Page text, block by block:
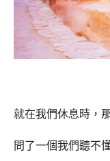
就在我們休息時，
問了一個我們聽不